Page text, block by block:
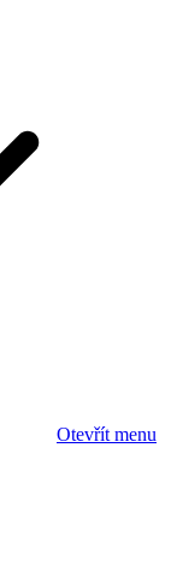
Otevřít menu